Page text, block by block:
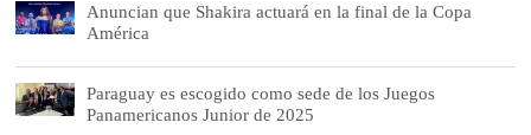
Anuncian que Shakira actuará en la final de la Copa
América
Paraguay es escogido como sede de los Juegos
Panamericanos Junior de 2025